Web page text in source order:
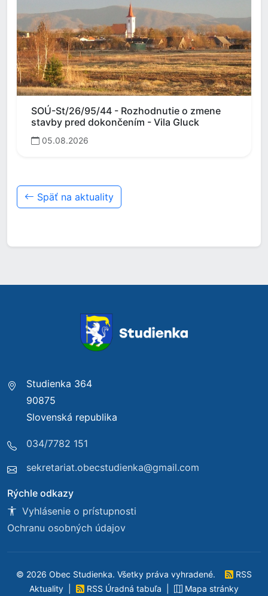
SOÚ-St/26/95/44 - Rozhodnutie o zmene
stavby pred dokončením - Vila Gluck
05.08.2026
Späť na aktuality
Studienka 364
90875
Slovenská republika
034/7782 151
sekretariat.obecstudienka@gmail.com
Rýchle odkazy
Vyhlásenie o prístupnosti
Ochranu osobných údajov
© 2026 Obec Studienka. Všetky práva vyhradené.
RSS
Aktuality
RSS Úradná tabuľa Mapa stránky